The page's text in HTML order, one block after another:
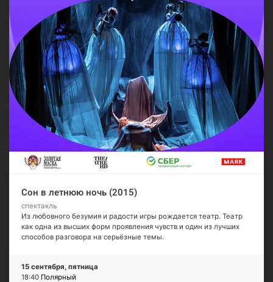
Сон в летнюю ночь (2015)
спектакль
Из любовного безумия и радости игры рождается театр. Театр
как одна из высших форм проявления чувств и один из лучших
способов разговора на серьёзные темы.
15 сентября, пятница
18:40 Полярный